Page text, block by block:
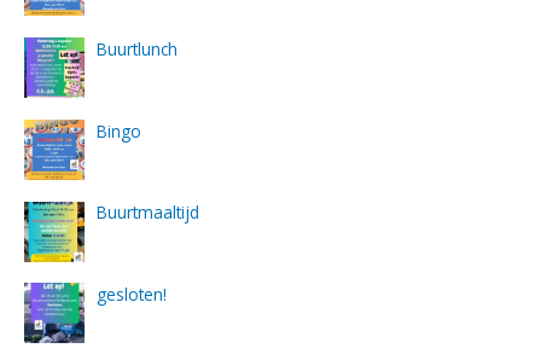
Buurtlunch
Bingo
Buurtmaaltijd
gesloten!